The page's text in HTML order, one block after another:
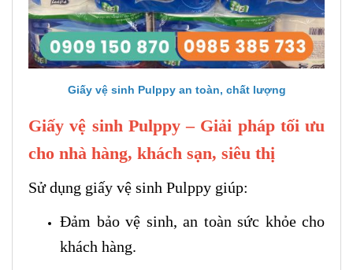
Giấy vệ sinh Pulppy an toàn, chất lượng
Giấy vệ sinh Pulppy – Giải pháp tối ưu
cho nhà hàng, khách sạn, siêu thị
Sử dụng giấy vệ sinh Pulppy giúp:
Đảm bảo vệ sinh, an toàn sức khỏe cho
khách hàng.